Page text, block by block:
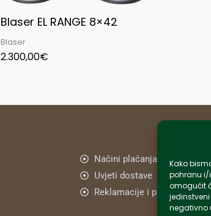
Kako
pohranu i/
omogućit
negativno
Blaser EL RANGE 8×42
Blaser
2.300,00€
Načini plaćanja
Uvjeti dostave
Reklamacije i povrat